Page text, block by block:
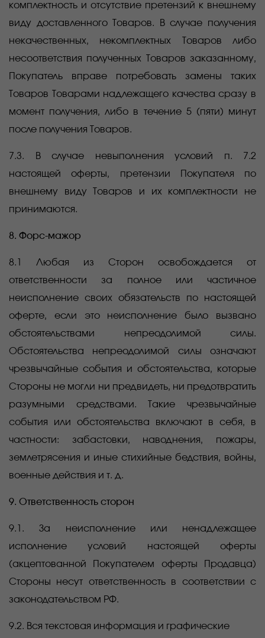
комплектность и отсутствие претензий к внешнему
виду доставленного Товаров. В случае получения
некачественных, некомплектных Товаров либо
несоответствия полученных Товаров заказанному,
Покупатель вправе потребовать замены таких
Товаров Товарами надлежащего качества сразу в
момент получения, либо в течение 5 (пяти) минут
после получения Товаров.
7.3. В случае невыполнения условий п. 7.2
настоящей оферты, претензии Покупателя по
внешнему виду Товаров и их комплектности не
принимаются.
8. Форс-мажор
8.1 Любая из Сторон освобождается от
ответственности за полное или частичное
неисполнение своих обязательств по настоящей
оферте, если это неисполнение было вызвано
обстоятельствами непреодолимой силы.
Обстоятельства непреодолимой силы означают
чрезвычайные события и обстоятельства, которые
Стороны не могли ни предвидеть, ни предотвратить
разумными средствами. Такие чрезвычайные
события или обстоятельства включают в себя, в
частности: забастовки, наводнения, пожары,
землетрясения и иные стихийные бедствия, войны,
военные действия и т. д.
9. Ответственность сторон
9.1. За неисполнение или ненадлежащее
исполнение условий настоящей оферты
(акцептованной Покупателем оферты Продавца)
Стороны несут ответственность в соответствии с
законодательством РФ.
9.2. Вся текстовая информация и графические